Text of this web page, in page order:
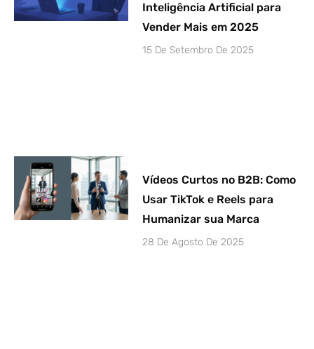
Inteligência Artificial para
Vender Mais em 2025
15 De Setembro De 2025
Vídeos Curtos no B2B: Como
Usar TikTok e Reels para
Humanizar sua Marca
28 De Agosto De 2025